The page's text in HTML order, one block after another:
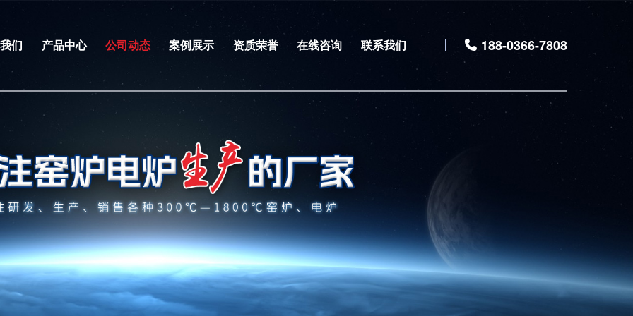
们 产品中心 公司动态 案例展示 资质荣誉 在线咨询 联系我们 188-0366-7808